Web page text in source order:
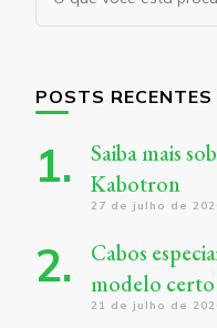
algo?
POSTS RECENTES
Saiba mais
Kabotron
27 de julho de
Cabos
modelo certo
21 de julho de